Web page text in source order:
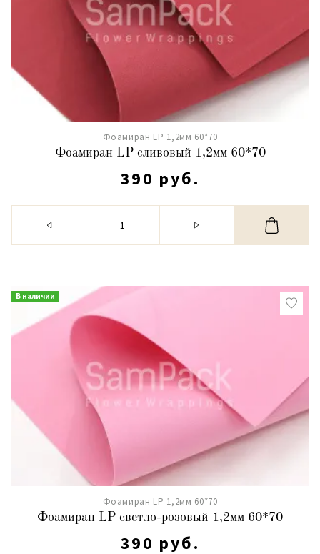
Фоамиран LP 1,2мм 60*70
Фоамиран LP сливовый 1,2мм 60*70
390 руб.
В наличии
Фоамиран LP 1,2мм 60*70
Фоамиран LP светло-розовый 1,2мм 60*70
390 руб.